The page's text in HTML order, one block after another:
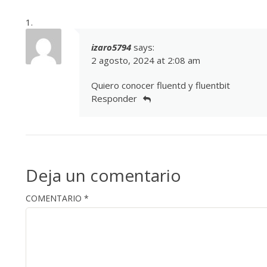
izaro5794 says:
2 agosto, 2024 at 2:08 am
Quiero conocer fluentd y fluentbit
Responder
Deja un comentario
COMENTARIO *